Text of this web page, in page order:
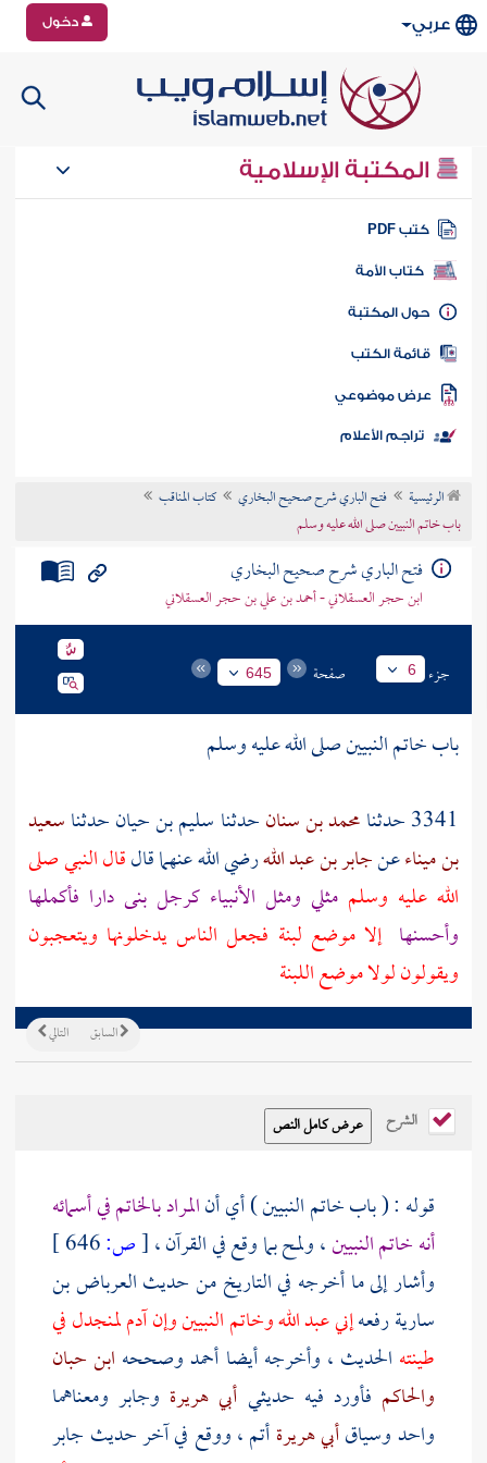
عربي دخول
المكتبة الإسلامية
كتب PDF
كتاب الأمة
المكتبة
الكتب
موضوعي
تراجم الأعلام
الرئيسية فتح الباري شرح صحيح البخاري
كتاب المناقب
باب خاتم النبيين صلى الله عليه وسلم
فتح الباري شرح صحيح البخاري
ابن حجر العسقلاني - أحمد بن علي بن حجر العسقلاني
جزء 6 صفحة 645
باب خاتم النبيين صلى الله عليه وسلم
3341 حدثنا
محمد بن سنانحدثنا سليم بن حيانحدثناسعيد
بن ميناءعنجابر بن عبد اللهرضي الله عنهما قالقال النبي صلى
الله عليه وسلممثلي ومثل الأنبياء كرجل بنى دارا فأكملها
وأحسنها إلا موضع لبنة فجعل الناس يدخلونها ويتعجبون
ويقولون لولا موضع اللبنة
التالي السابق
الشرح
قوله : ( باب خاتم النبيين ) أي أنالمراد بالخاتم في أسمائه
أنه خاتم النبيين، ولمح بما وقع في القرآن ،[ص:
وأشار إلى ما أخرجه في التاريخ من حديثالعرباض بن
ساريةرفعهإني عبد الله وخاتم النبيين وإنآدملمنجدل في
طينته الحديث ، وأخرجه أيضا أحمدوصححه ابن حبان
والحاكم فأورد فيه حديثي أبي هريرة وجابر ومعناهما
واحد وسياقأبي هريرةأتم ، ووقع في آخر حديث جابر